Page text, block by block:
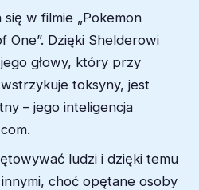
się w filmie „Pokemon
One”. Dzięki Shelderowi
głowy, który przy
toksyny, jest
– jego inteligencja
ludzi i dzięki temu
choć opętane osoby